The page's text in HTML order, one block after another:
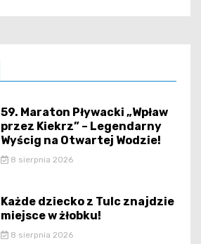
59. Maraton Pływacki „Wpław
przez Kiekrz” – Legendarny
Wyścig na Otwartej Wodzie!
8 sierpnia 2026
Każde dziecko z Tulc znajdzie
miejsce w żłobku!
8 sierpnia 2026